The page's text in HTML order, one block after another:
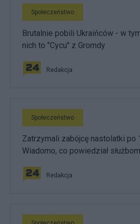
Społeczeństwo
Brutalnie pobili Ukraińców - w
nich to "Cycu" z Gromdy
Redakcja
Społeczeństwo
Zatrzymali zabójcę nastolatki po
Wiadomo, co powiedział
Redakcja